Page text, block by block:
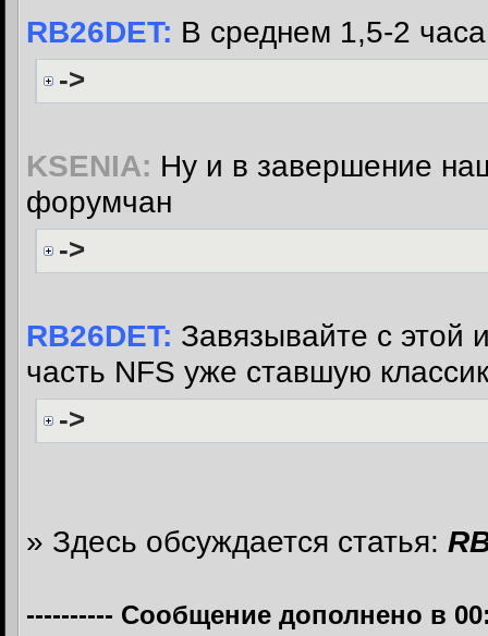
RB26DET: В среднем 1,5-2
->
KSENIA: Ну и в завершение
форумчан
->
RB26DET: Завязывайте с этой
часть NFS уже ставшую
->
» Здесь обсуждается статья:
---------- Сообщение дополнено в